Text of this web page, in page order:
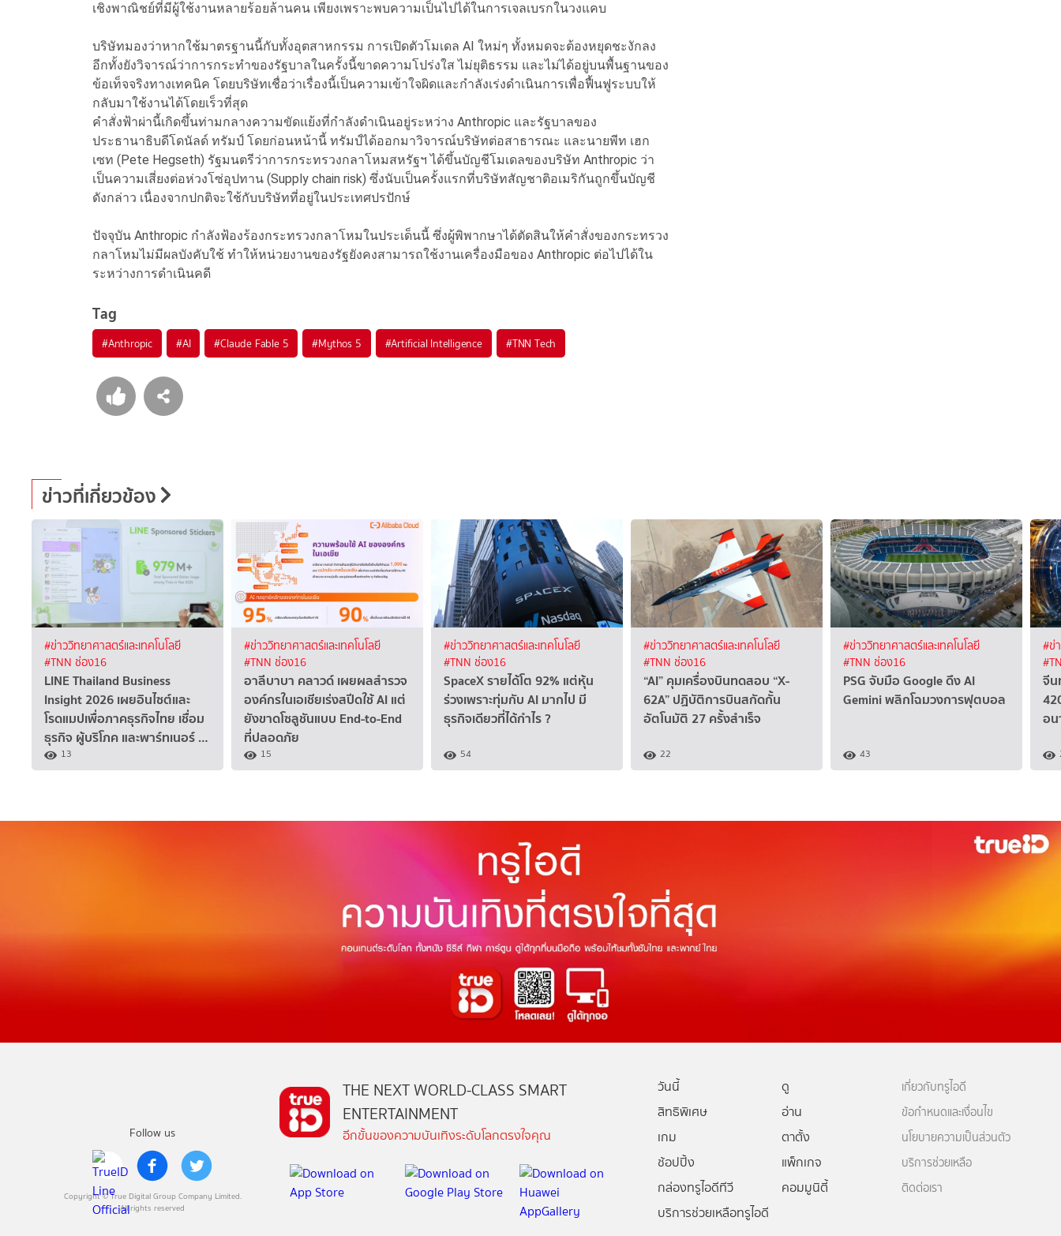
เชิงพาณิชย์ที่มีผู้ใช้งานหลายร้อยล้านคน เพียงเพราะพบความเป็นไปได้ในการเจลเบรกในวงแคบ
บริษัทมองว่าหากใช้มาตรฐานนี้กับทั้งอุตสาหกรรม การเปิดตัวโมเดล AI ใหม่ๆ ทั้งหมดจะต้องหยุดชะงักลง
อีกทั้งยังวิจารณ์ว่าการกระทำของรัฐบาลในครั้งนี้ขาดความโปร่งใส ไม่ยุติธรรม และไม่ได้อยู่บนพื้นฐานของ
ข้อเท็จจริงทางเทคนิค โดยบริษัทเชื่อว่าเรื่องนี้เป็นความเข้าใจผิดและกำลังเร่งดำเนินการเพื่อฟื้นฟูระบบให้
กลับมาใช้งานได้โดยเร็วที่สุด
คำสั่งฟ้าผ่านี้เกิดขึ้นท่ามกลางความขัดแย้งที่กำลังดำเนินอยู่ระหว่าง Anthropic และรัฐบาลของ
ประธานาธิบดีโดนัลด์ ทรัมป์ โดยก่อนหน้านี้ ทรัมป์ได้ออกมาวิจารณ์บริษัทต่อสาธารณะ และนายพีท เฮก
เซท (Pete Hegseth) รัฐมนตรีว่าการกระทรวงกลาโหมสหรัฐฯ ได้ขึ้นบัญชีโมเดลของบริษัท Anthropic ว่า
เป็นความเสี่ยงต่อห่วงโซ่อุปทาน (Supply chain risk) ซึ่งนับเป็นครั้งแรกที่บริษัทสัญชาติอเมริกันถูกขึ้นบัญชี
ดังกล่าว เนื่องจากปกติจะใช้กับบริษัทที่อยู่ในประเทศปรปักษ์
ปัจจุบัน Anthropic กำลังฟ้องร้องกระทรวงกลาโหมในประเด็นนี้ ซึ่งผู้พิพากษาได้ตัดสินให้คำสั่งของกระทรวง
กลาโหมไม่มีผลบังคับใช้ ทำให้หน่วยงานของรัฐยังคงสามารถใช้งานเครื่องมือของ Anthropic ต่อไปได้ใน
ระหว่างการดำเนินคดี
Tag
#Anthropic #AI #Claude Fable 5 #Mythos 5 #Artificial Intelligence #TNN Tech
ข่าวที่เกี่ยวข้อง
#ข่าววิทยาศาสตร์และเทคโนโลยี
#TNN ช่อง16
LINE Thailand Business
Insight 2026 เผยอินไซต์และ
โรดแมปเพื่อภาคธุรกิจไทย เชื่อม
ธุรกิจ ผู้บริโภค และพาร์ทเนอร์ …
13
#ข่าววิทยาศาสตร์และเทคโนโลยี
#TNN ช่อง16
อาลีบาบา คลาวด์ เผยผลสำรวจ
องค์กรในเอเชียเร่งสปีดใช้ AI แต่
ยังขาดโซลูชันแบบ End-to-End
ที่ปลอดภัย
15
#ข่าววิทยาศาสตร์และเทคโนโลยี
#TNN ช่อง16
SpaceX รายได้โต 92% แต่หุ้น
ร่วงเพราะทุ่มกับ AI มากไป มี
ธุรกิจเดียวที่ได้กำไร ?
54
#ข่าววิทยาศาสตร์และเทคโนโลยี
#TNN ช่อง16
“AI” คุมเครื่องบินทดสอบ “X-
62A” ปฏิบัติการบินสกัดกั้น
อัตโนมัติ 27 ครั้งสำเร็จ
22
#ข่าววิทยาศาสตร์และเทคโนโลยี
#TNN ช่อง16
PSG จับมือ Google ดึง AI
Gemini พลิกโฉมวงการฟุตบอล
43
#ข่
จี
อ
Follow us
Copyright © True Digital Group Company Limited.
All rights reserved
THE NEXT WORLD-CLASS SMART
ENTERTAINMENT
อีกขั้นของความบันเทิงระดับโลกตรงใจคุณ
วันนี้
ดู
สิทธิพิเศษ
อ่าน
เกม
ตาตั้ง
ช้อปปิ้ง
แพ็กเกจ
กล่องทรูไอดีทีวี
คอมมูนิตี้
บริการช่วยเหลือทรูไอดี
เกี่ยวกับทรูไอดี
ข้อกำหนดและเงื่อนไข
นโยบายความเป็นส่วนตัว
บริการช่วยเหลือ
ติดต่อเรา